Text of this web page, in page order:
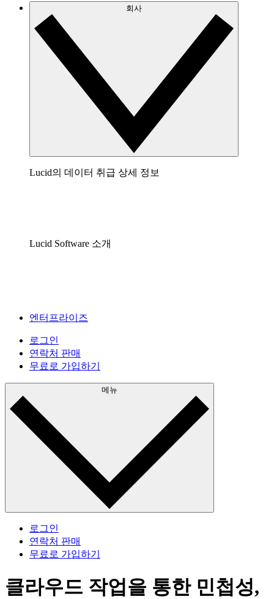
회사
Lucid의 데이터 취급 상세 정보
Lucid Software 소개
엔터프라이즈
로그인
연락처 판매
무료로 가입하기
메뉴
로그인
연락처 판매
무료로 가입하기
클라우드 작업을 통한 민첩성,